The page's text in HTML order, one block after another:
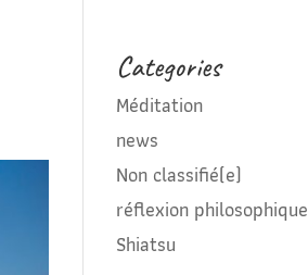
Categories
Méditation
news
Non classifié(e)
réflexion philosophique
Shiatsu